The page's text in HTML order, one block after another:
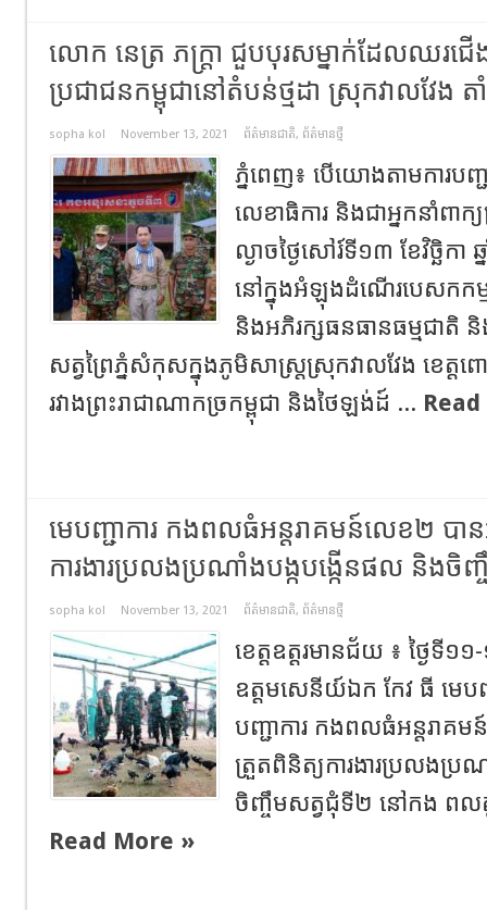
លោក​ នេត្រ​ ភក្ត្រា​ ជួបបុរសម្នាក់ដែលឈរជើ
ប្រជាជនកម្ពុជានៅតំបន់ថ្មដា ស្រុកវាលវែង
sopha kol November 13, 2021 ព័ត៌មានជាតិ, ព័ត៌មានថ្មី
ភ្នំពេញ​៖​ បេី​យោង​តាម​ការបញ្ជ
លេខាធិការ​ និងជាអ្នកនាំពា
ល្ងាចថ្ងៃសៅរ៍​ទី១៣​ ខែវិច្ឆិក
នៅក្នុងអំឡុងដំណើរបេសកកម្ម
និងអភិរក្សធនធានធម្មជាតិ និ
សត្វព្រៃភ្នំសំកុសក្នុងភូមិសាស្ត្រស្រុកវាលវែង ខេត្
រវាងព្រះរាជាណាកច្រកម្ពុជា និងថៃឡង់ដ៍​ ...
មេបញ្ជាការ កងពលធំអន្តរាគមន៍លេខ២ បា
ការងារប្រលងប្រណាំងបង្កបង្កេីនផល និងចិញ្
sopha kol November 13, 2021 ព័ត៌មានជាតិ, ព័ត៌មានថ្មី
ខេត្តឧត្ដរមានជ័យ ៖ ថ្ងៃទី១
ឧត្តមសេនីយ៍ឯក កែវ ធី មេប
បញ្ជាការ កងពលធំអន្តរាគ
ត្រួតពិនិត្យការងារប្រលងប្រ
ចិញ្ចឹមសត្វជុំទី២ នៅកង ពល
Read More »